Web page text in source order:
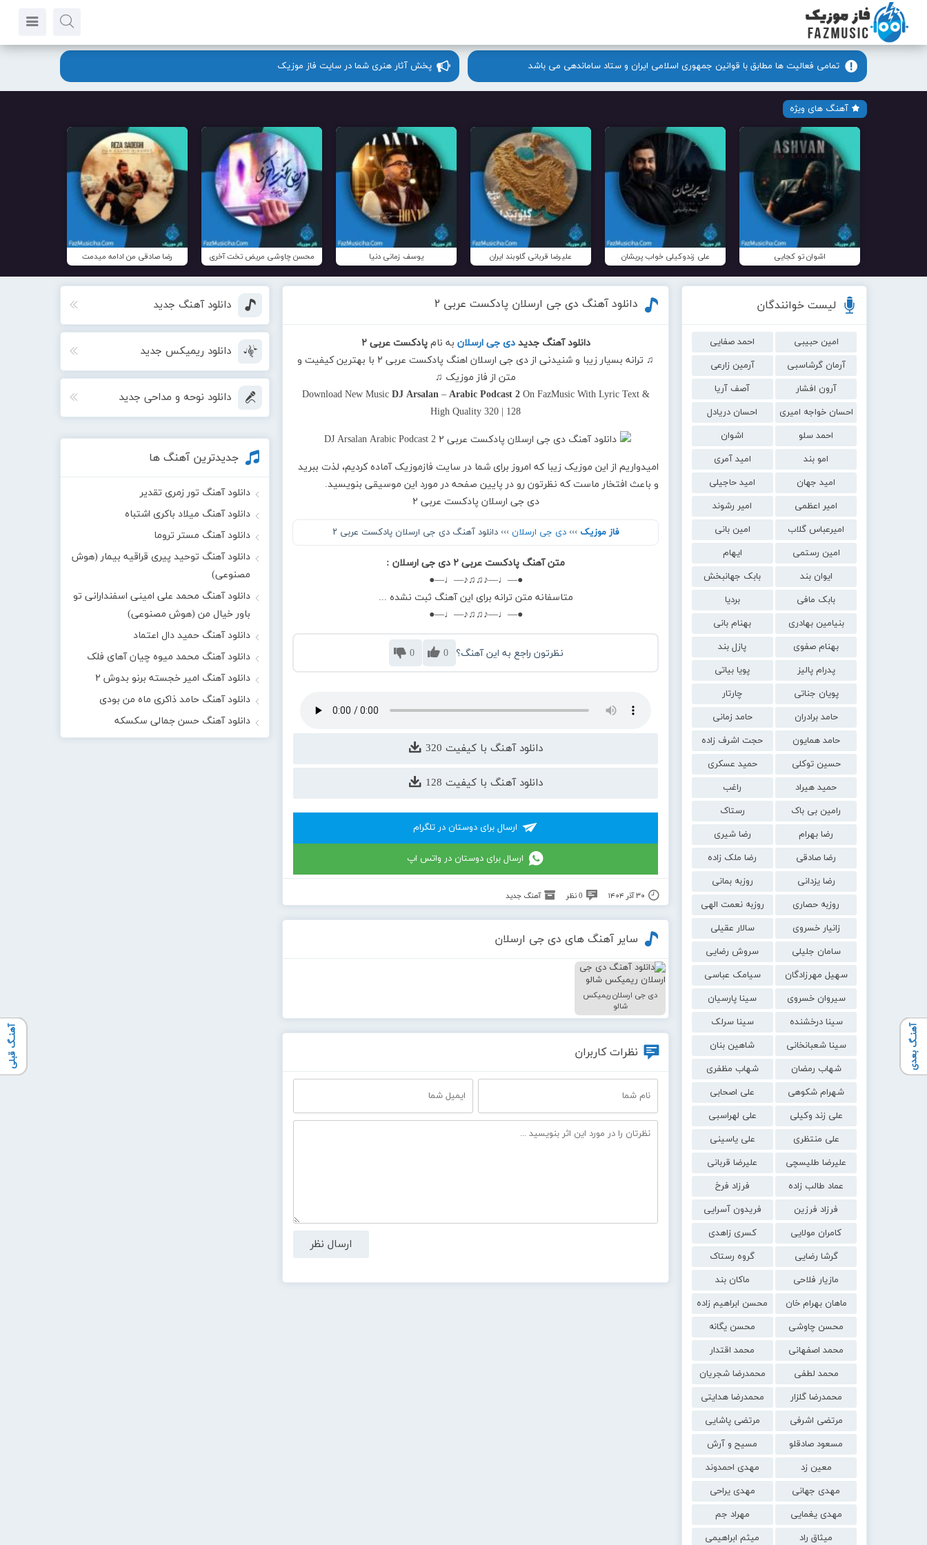
تمامی فعالیت ها مطابق با قوانین جمهوری اسلامی ایران و ستاد ساماندهی می باشد پخش آثار هنری شما در سایت فاز موزیک
آهنگ های ویژه
اشوان تو کجایی علی زندوکیلی خواب پریشان علیرضا قربانی گلوبند ایران یوسف زمانی دنیا محسن چاوشی مریض تخت آخری رضا صادقی من ادامه میدمت
لیست خوانندگان
امین حبیبی
احمد صفایی
آرمان گرشاسبی
آرمین زارعی
آرون افشار
آصف آریا
احسان خواجه امیری
احسان دریادل
احمد سلو
اشوان
امو بند
امید آمری
امید جهان
امید حاجیلی
امیر اعظمی
امیر رشوند
امیرعباس گلاب
امین بانی
امین رستمی
ایهام
ایوان بند
بابک جهانبخش
بابک مافی
بردیا
بنیامین بهادری
بهنام بانی
بهنام صفوی
پازل بند
پدرام پالیز
پویا بیاتی
پویان جناتی
چارتار
حامد برادران
حامد زمانی
حامد همایون
حجت اشرف زاده
حسین توکلی
حمید عسکری
حمید هیراد
راغب
رامین بی باک
رستاک
رضا بهرام
رضا شیری
رضا صادقی
رضا ملک زاده
رضا یزدانی
روزبه بمانی
روزبه حصاری
روزبه نعمت الهی
زانیار خسروی
سالار عقیلی
سامان جلیلی
سروش رضایی
سهیل مهرزادگان
سیامک عباسی
سیروان خسروی
سینا پارسیان
سینا درخشنده
سینا سرلک
سینا شعبانخانی
شاهین بنان
شهاب رمضان
شهاب مظفری
شهرام شکوهی
علی اصحابی
علی زند وکیلی
علی لهراسبی
علی منتظری
علی یاسینی
علیرضا طلیسچی
علیرضا قربانی
عماد طالب زاده
فرزاد فرخ
فرزاد فرزین
فریدون آسرایی
کامران مولایی
کسری زاهدی
گرشا رضایی
گروه رستاک
مازیار فلاحی
ماکان بند
ماهان بهرام خان
محسن ابراهیم زاده
محسن چاوشی
محسن یگانه
محمد اصفهانی
محمد اقتدار
محمد لطفی
محمدرضا شجریان
محمدرضا گلزار
محمدرضا هدایتی
مرتضی اشرفی
مرتضی پاشایی
مسعود صادقلو
مسیح و آرش
معین زد
مهدی احمدوند
مهدی جهانی
مهدی یراحی
مهدی یغمایی
مهراد جم
میثاق راد
میثم ابراهیمی
دانلود آهنگ دی جی ارسلان پادکست عربی ۲
دانلود آهنگ جدید دی جی ارسلان به نامپادکست عربی ۲
♫ ترانه بسیار زیبا و شنیدنی از دی جی ارسلان اهنگ پادکست عربی ۲ با بهترین کیفیت و
متن از فاز موزیک ♫
Download New Music DJ Arsalan– Arabic Podcast 2On FazMusic With Lyric Text &
High Quality 320 | 128
امیدواریم از این موزیک زیبا که امروز برای شما در سایت فازموزیک آماده کردیم، لذت ببرید
و باعث افتخار ماست که نظرتون رو در پایین صفحه در مورد این موسیقی بنویسید.
دی جی ارسلان پادکست عربی ۲
فاز موزیک ›››دی جی ارسلان ››› دانلود آهنگ دی جی ارسلان پادکست عربی ۲
متن آهنگ پادکست عربی ۲ دی جی ارسلان :
●—♩—♪♫♫♪—♩—●
متاسفانه متن ترانه برای این آهنگ ثبت نشده ...
●—♩—♪♫♫♪—♩—●
نظرتون راجع به این آهنگ؟ 0
0
دانلود آهنگ با کیفیت 320
دانلود آهنگ با کیفیت 128
ارسال برای دوستان در تلگرام
ارسال برای دوستان در واتس اپ
۳۰ آذر ۱۴۰۴ 0 نظر آهنگ جدید
آهنـگ بعدی آهنـگ قبلی
سایر آهنگ های دی جی ارسلان
دی جی ارسلان ریمیکس
شالو
نظرات کاربران
دانلود آهنگ جدید
دانلود ریمیکس جدید
دانلود نوحه و مداحی جدید
جدیدترین آهنگ ها
دانلود آهنگ تور زمری تقدیر
دانلود آهنگ میلاد باکری اشتباه
دانلود آهنگ مستر تروما
دانلود آهنگ توحید پیری قراقیه بیمار (هوش
مصنوعی)
دانلود آهنگ محمد علی امینی اسفندارانی تو
باور خیال من (هوش مصنوعی)
دانلود آهنگ حمید دال اعتماد
دانلود آهنگ محمد میوه چیان آهای فلک
دانلود آهنگ امیر خجسته برنو بدوش ۲
دانلود آهنگ حامد ذاکری ماه من بودی
دانلود آهنگ حسن جمالی سکسکه